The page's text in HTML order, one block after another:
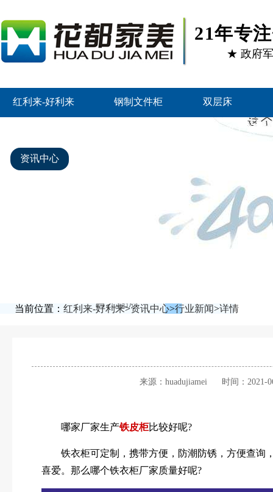
21年专
★ 政府
红利来-好利来 钢制文件柜 双层床
客户案例
资讯中心
当前位置： 红利来-好利来>资讯中心>行业新闻>详情
来源：huadujiamei 时间：2021-
哪家厂家生产铁皮柜比较好呢?
铁衣柜可定制，携带方便，防潮防锈，方便查询
喜爱。那么哪个铁衣柜厂家质量好呢?